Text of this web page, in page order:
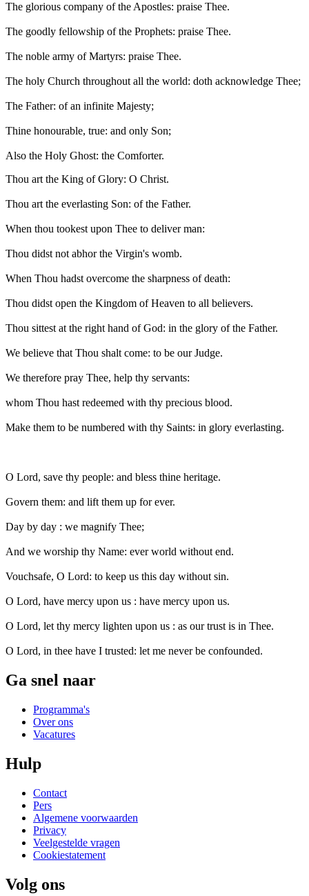
The glorious company of the Apostles: praise Thee.
The goodly fellowship of the Prophets: praise Thee.
The noble army of Martyrs: praise Thee.
The holy Church throughout all the world: doth acknowledge Thee;
The Father: of an infinite Majesty;
Thine honourable, true: and only Son;
Also the Holy Ghost: the Comforter.
Thou art the King of Glory: O Christ.
Thou art the everlasting Son: of the Father.
When thou tookest upon Thee to deliver man:
Thou didst not abhor the Virgin's womb.
When Thou hadst overcome the sharpness of death:
Thou didst open the Kingdom of Heaven to all believers.
Thou sittest at the right hand of God: in the glory of the Father.
We believe that Thou shalt come: to be our Judge.
We therefore pray Thee, help thy servants:
whom Thou hast redeemed with thy precious blood.
Make them to be numbered with thy Saints: in glory everlasting.
O Lord, save thy people: and bless thine heritage.
Govern them: and lift them up for ever.
Day by day : we magnify Thee;
And we worship thy Name: ever world without end.
Vouchsafe, O Lord: to keep us this day without sin.
O Lord, have mercy upon us : have mercy upon us.
O Lord, let thy mercy lighten upon us : as our trust is in Thee.
O Lord, in thee have I trusted: let me never be confounded.
Ga snel naar
Programma's
Over ons
Vacatures
Hulp
Contact
Pers
Algemene voorwaarden
Privacy
Veelgestelde vragen
Cookiestatement
Volg ons